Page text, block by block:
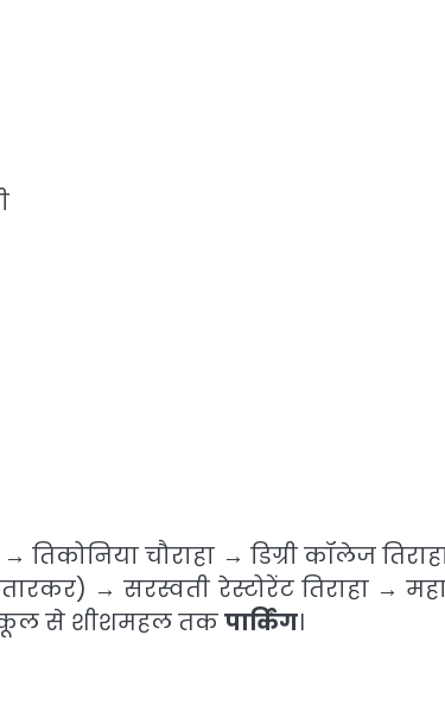
तिकोनिया चौराहा → डिग्री कॉलेज
→ सरस्वती रेस्टोरेंट तिराहा →
से शीशमहल तकपार्किंग।